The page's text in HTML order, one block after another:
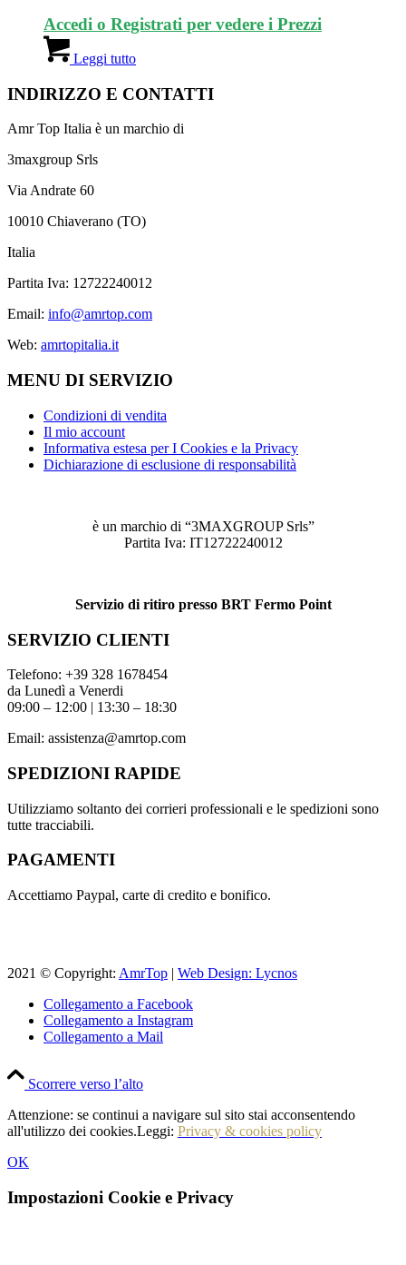
Accedi o Registrati per vedere i Prezzi
Leggi tutto
INDIRIZZO E CONTATTI
Amr Top Italia è un marchio di
3maxgroup Srls
Via Andrate 60
10010 Chiaverano (TO)
Italia
Partita Iva: 12722240012
Email: info@amrtop.com
Web: amrtopitalia.it
MENU DI SERVIZIO
Condizioni di vendita
Il mio account
Informativa estesa per I Cookies e la Privacy
Dichiarazione di esclusione di responsabilità
è un marchio di “3MAXGROUP Srls”
Partita Iva: IT12722240012
Servizio di ritiro presso BRT Fermo Point
SERVIZIO CLIENTI
Telefono: +39 328 1678454
da Lunedì a Venerdi
09:00 – 12:00 | 13:30 – 18:30
Email: assistenza@amrtop.com
SPEDIZIONI RAPIDE
Utilizziamo soltanto dei corrieri professionali e le spedizioni sono
tutte tracciabili.
PAGAMENTI
Accettiamo Paypal, carte di credito e bonifico.
2021 © Copyright: AmrTop | Web Design: Lycnos
Collegamento a Facebook
Collegamento a Instagram
Collegamento a Mail
Scorrere verso l’alto
Attenzione: se continui a navigare sul sito stai acconsentendo
all'utilizzo dei cookies.Leggi: Privacy & cookies policy
OK
Impostazioni Cookie e Privacy